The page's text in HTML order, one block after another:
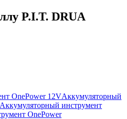
P.I.T. DRUA
OnePower 12VАккумуляторный
Аккумуляторный инструмент
OnePower